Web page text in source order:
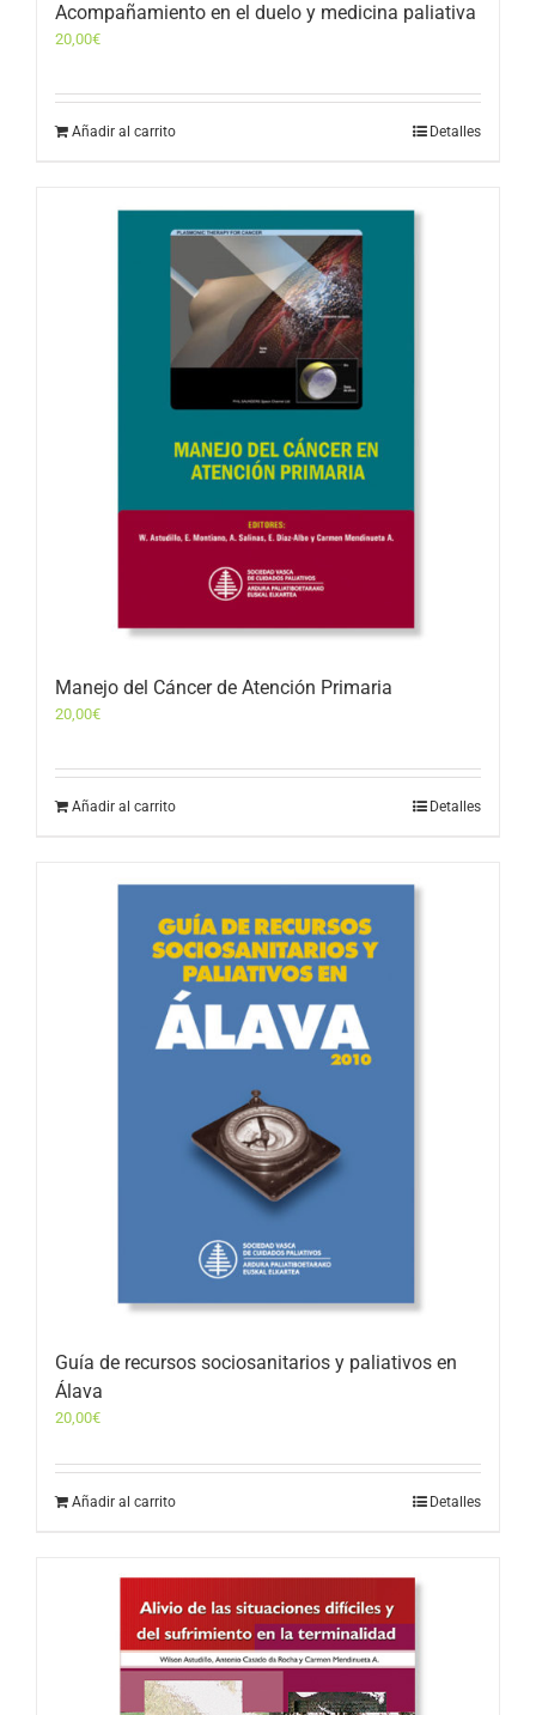
Acompañamiento en el duelo y medicina paliativa
20,00€
Añadir al carrito Detalles
Manejo del Cáncer de Atención Primaria
20,00€
Añadir al carrito Detalles
Guía de recursos sociosanitarios y paliativos en
Álava
20,00€
Añadir al carrito Detalles